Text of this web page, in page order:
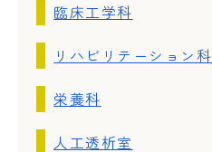
臨床工学科
リハビリテーション科
栄養科
人工透析室